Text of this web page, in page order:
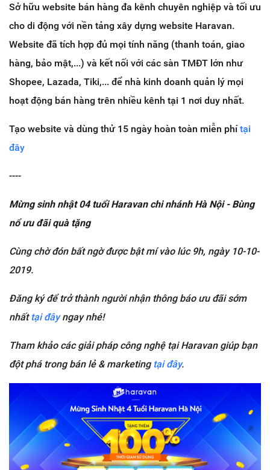
Sở hữu website bán hàng đa kênh chuyên nghiệp và tối ưu
cho di động với nền tảng xây dựng website Haravan.
Website đã tích hợp đủ mọi tính năng (thanh toán, giao
hàng, bảo mật,...) và kết nối với các sàn TMĐT lớn như
Shopee, Lazada, Tiki,... để nhà kinh doanh quản lý mọi
hoạt động bán hàng trên nhiều kênh tại 1 nơi duy nhất.
Tạo website và dùng thử 15 ngày hoàn toàn miễn phítại
đây
----
Mừng sinh nhật 04 tuổi Haravan chi nhánh Hà Nội - Bùng
nổ ưu đãi quà tặng
Cùng chờ đón bất ngờ được bật mí vào lúc 9h, ngày 10-10-
2019.
Đăng ký để trở thành người nhận thông báo ưu đãi sớm
nhất tại đâyngay nhé!
Tham khảo các giải pháp công nghệ tại Haravan giúp bạn
đột phá trong bán lẻ & marketing tại đây.